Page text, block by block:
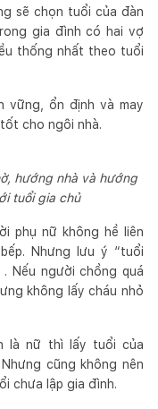
sẽ chọn tuổi của đàn
gia đình có hai vợ
thống nhất theo tuổi
vững, ổn định và may
cho ngôi nhà.
hướng nhà và hướng
tuổi gia chủ
phụ nữ không hề liên
Nhưng lưu ý “tuổi
Nếu người chồng quá
không lấy cháu nhỏ
là nữ thì lấy tuổi của
cũng không nên
chưa lập gia đình.